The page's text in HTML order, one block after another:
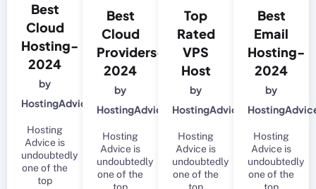
Best
Cloud
Hosting-
2024
by
HostingAdvice
Hosting
Advice is
undoubtedly
one of the
top
Best
Cloud
Providers-
2024
by
HostingAdvice
Hosting
Advice is
undoubtedly
one of the
Top
Rated
VPS
Host
by
HostingAdvice
Hosting
Advice is
undoubtedly
one of the
Best
Email
Hosting-
2024
by
Hosting
Advice is
undoubtedly
one of the